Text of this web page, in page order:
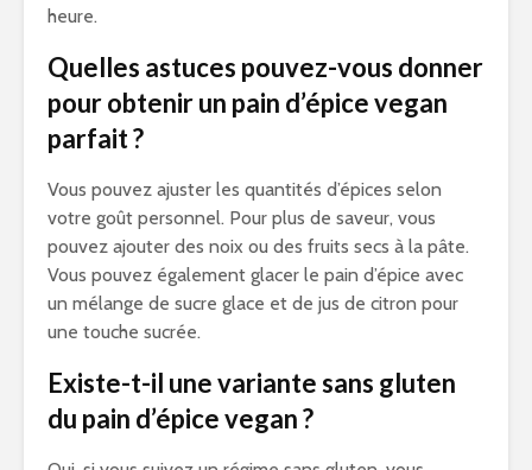
heure.
Quelles astuces pouvez-vous donner
pour obtenir un pain d’épice vegan
parfait ?
Vous pouvez ajuster les quantités d’épices selon
votre goût personnel. Pour plus de saveur, vous
pouvez ajouter des noix ou des fruits secs à la pâte.
Vous pouvez également glacer le pain d’épice avec
un mélange de sucre glace et de jus de citron pour
une touche sucrée.
Existe-t-il une variante sans gluten
du pain d’épice vegan ?